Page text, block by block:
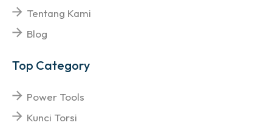
Tentang Kami
Blog
Top Category
Power Tools
Kunci Torsi